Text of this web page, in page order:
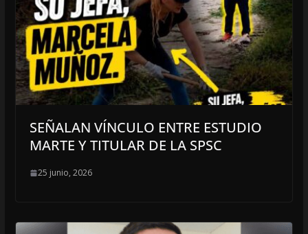
SEÑALAN VÍNCULO ENTRE ESTUDIO
MARTE Y TITULAR DE LA SPSC
25 junio, 2026